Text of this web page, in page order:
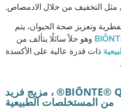
مثل التخفيف من خلال الادمصاص.
وتعزيز صحة الحيوان، يتم
وهو حلاً سائلًا يتألف من
ذات قدرة عالية على الأكسدة
BIŌNTE® QUIMITŌX® LIVŌX® ، مزيج فريد
من المستخلصات الطبيعية